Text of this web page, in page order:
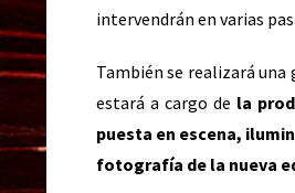
intervendrán en varias
También se realizará una
estará a cargo de la
puesta en escena,
fotografía de la nueva